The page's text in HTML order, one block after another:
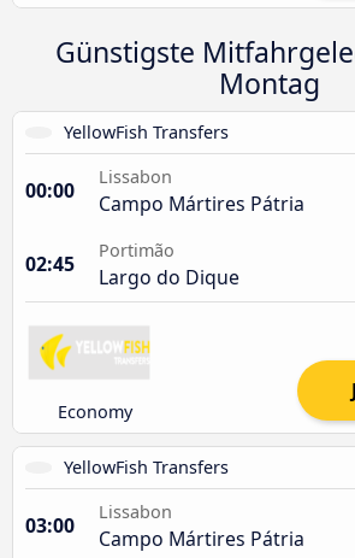
Günstigste
Montag
YellowFish Transfers
00:00
Lissabon
Campo Mártires Pátria
02:45
Portimão
Largo do Dique
Economy
YellowFish Transfers
03:00
Lissabon
Campo Mártires Pátria